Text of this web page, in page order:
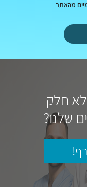
מהאתר
לא חלק
שלנו?